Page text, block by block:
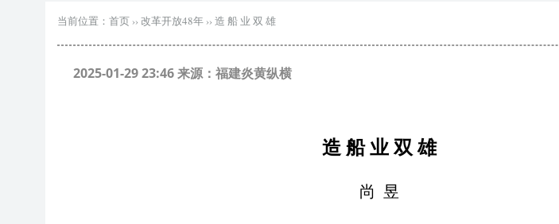
当前位置： 首页 ›› 改革开放48年 ›› 造 船 业 双 雄
2025-01-29 23:46 来源：福建炎黄纵横
造 船 业 双 雄
尚 昱